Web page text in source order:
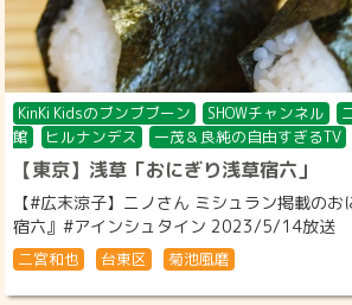
KinKi Kidsのブンブブーン SHOWチャンネル
館
ヒルナンデス 一茂＆良純の自由すぎるTV
【東京】浅草「おにぎり浅草宿六」
【#広末涼子】ニノさん ミシュラン掲載の
宿六』#アインシュタイン 2023/5/14放送
二宮和也 台東区 菊池風磨